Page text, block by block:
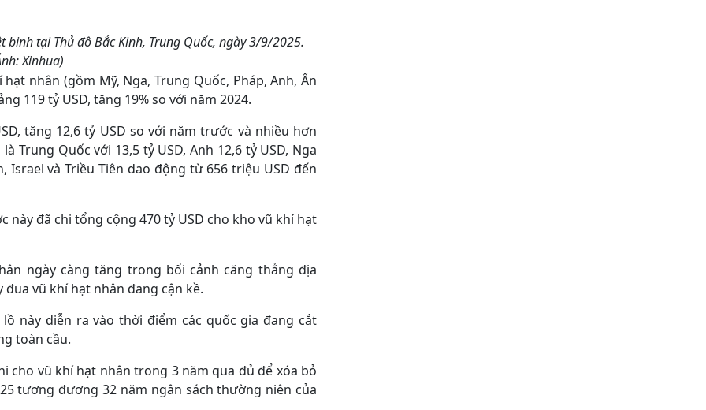
tại Thủ đô Bắc Kinh, Trung Quốc, ngày 3/9/2025.
Xinhua)
nhân (gồm Mỹ, Nga, Trung Quốc, Pháp, Anh, Ấn
119 tỷ USD, tăng 19% so với năm 2024.
tăng 12,6 tỷ USD so với năm trước và nhiều hơn
Trung Quốc với 13,5 tỷ USD, Anh 12,6 tỷ USD, Nga
Israel và Triều Tiên dao động từ 656 triệu USD đến
này đã chi tổng cộng 470 tỷ USD cho kho vũ khí hạt
ngày càng tăng trong bối cảnh căng thẳng địa
vũ khí hạt nhân đang cận kề.
này diễn ra vào thời điểm các quốc gia đang cắt
toàn cầu.
cho vũ khí hạt nhân trong 3 năm qua đủ để xóa bỏ
tương đương 32 năm ngân sách thường niên của